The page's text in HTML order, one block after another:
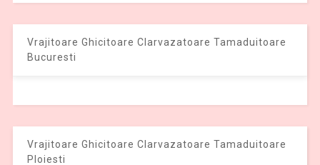
Vrajitoare Ghicitoare Clarvazatoare Tamaduitoare
Bucuresti
Vrajitoare Ghicitoare Clarvazatoare Tamaduitoare
Ploiesti